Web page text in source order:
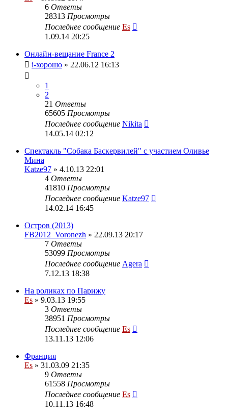
6 Ответы
28313 Просмотры
Последнее сообщение Es
1.09.14 20:25
Онлайн-вещание France 2
i-хорошо » 22.06.12 16:13
1
2
21 Ответы
65605 Просмотры
Последнее сообщение Nikita
14.05.14 02:12
Спектакль "Собака Баскервилей" с участием Оливье
Мина
Katze97 » 4.10.13 22:01
4 Ответы
41810 Просмотры
Последнее сообщение Katze97
14.02.14 16:45
Остров (2013)
FB2012_Voronezh » 22.09.13 20:17
7 Ответы
53099 Просмотры
Последнее сообщение Agera
7.12.13 18:38
На роликах по Парижу
Es » 9.03.13 19:55
3 Ответы
38951 Просмотры
Последнее сообщение Es
13.11.13 12:06
Франция
Es » 31.03.09 21:35
9 Ответы
61558 Просмотры
Последнее сообщение Es
10.11.13 16:48